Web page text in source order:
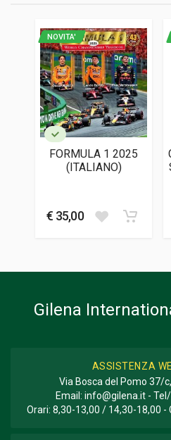
ISBN / EAN
9781910505861
EDITORE
Evro Publishing
LINGUA DEL TESTO
Inglese
DATA DI STAMPA
GENERE O COLLANA
NOVITA'
FORMULA 1 2025
(ITALIANO)
€ 35,00
Gilena
ASSISTENZA
Via Bosca del Pomo 37/
Email: info@gilena.it-
Orari: 8,30-13,00 / 14,30-18,00